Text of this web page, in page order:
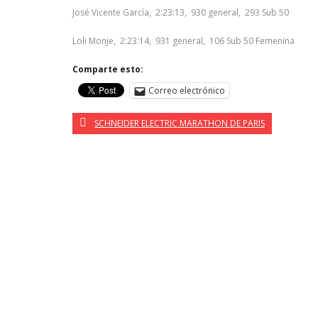
José Vicente García, 2:23:13, 930 general, 293 Sub 50
Loli Monje, 2:23:14, 931 general, 106 Sub 50 Femenina
Comparte esto:
Correo electrónico
SCHNEIDER ELECTRIC MARATHON DE PARIS